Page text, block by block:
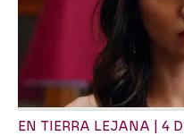
EN TIERRA LEJANA | 4